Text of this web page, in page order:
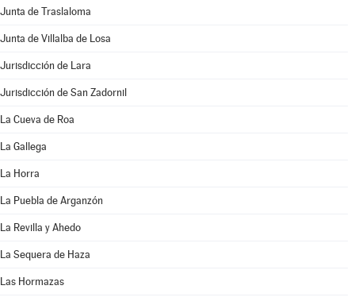
Junta de Traslaloma
Junta de Villalba de Losa
Jurisdicción de Lara
Jurisdicción de San Zadornil
La Cueva de Roa
La Gallega
La Horra
La Puebla de Arganzón
La Revilla y Ahedo
La Sequera de Haza
Las Hormazas